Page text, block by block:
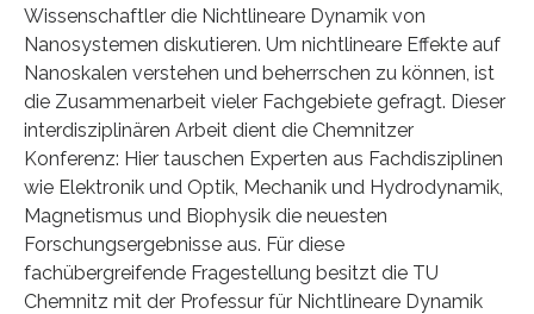
Wissenschaftler die Nichtlineare Dynamik von
Nanosystemen diskutieren. Um nichtlineare Effekte auf
Nanoskalen verstehen und beherrschen zu können, ist
die Zusammenarbeit vieler Fachgebiete gefragt. Dieser
interdisziplinären Arbeit dient die Chemnitzer
Konferenz: Hier tauschen Experten aus Fachdisziplinen
wie Elektronik und Optik, Mechanik und Hydrodynamik,
Magnetismus und Biophysik die neuesten
Forschungsergebnisse aus. Für diese
fachübergreifende Fragestellung besitzt die TU
Chemnitz mit der Professur für Nichtlineare Dynamik